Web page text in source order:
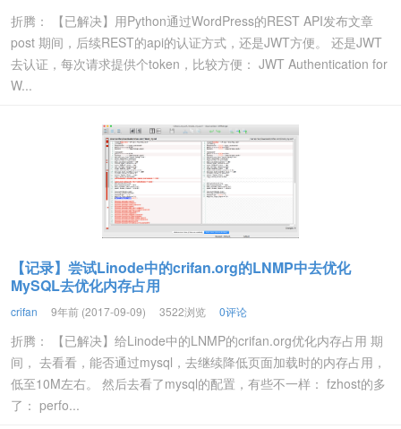
折腾： 【已解决】用Python通过WordPress的REST API发布文章
post 期间，后续REST的api的认证方式，还是JWT方便。 还是JWT
去认证，每次请求提供个token，比较方便： JWT Authentication for
W...
【记录】尝试Linode中的crifan.org的LNMP中去优化
MySQL去优化内存占用
crifan 9年前 (2017-09-09) 3522浏览 0评论
折腾： 【已解决】给Linode中的LNMP的crifan.org优化内存占用 期
间， 去看看，能否通过mysql，去继续降低页面加载时的内存占用，
低至10M左右。 然后去看了mysql的配置，有些不一样： fzhost的多
了： perfo...